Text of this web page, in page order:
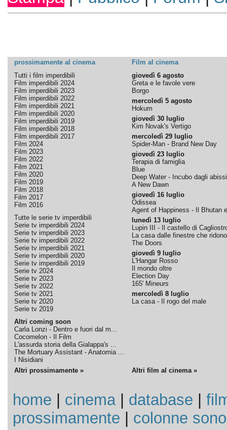
prossimamente al cinema
Film al cinema
Tutti i film imperdibili
Film imperdibili 2024
Film imperdibili 2023
Film imperdibili 2022
Film imperdibili 2021
Film imperdibili 2020
Film imperdibili 2019
Film imperdibili 2018
Film imperdibili 2017
Film 2024
Film 2023
Film 2022
Film 2021
Film 2020
Film 2019
Film 2018
Film 2017
Film 2016
Tutte le serie tv imperdibili
Serie tv imperdibili 2024
Serie tv imperdibili 2023
Serie tv imperdibili 2022
Serie tv imperdibili 2021
Serie tv imperdibili 2020
Serie tv imperdibili 2019
Serie tv 2024
Serie tv 2023
Serie tv 2022
Serie tv 2021
Serie tv 2020
Serie tv 2019
Altri coming soon
Carla Lonzi - Dentro e fuori dal m...
Cocomelon - Il Film
L'assurda storia della Gialappa's ...
The Mortuary Assistant - Anatomia ...
I Nisidiani
giovedì 6 agosto
Greta e le favole vere
Borgo
mercoledì 5 agosto
Hokum
giovedì 30 luglio
Kim Novak's Vertigo
mercoledì 29 luglio
Spider-Man - Brand New Day
giovedì 23 luglio
Terapia di famiglia
Blue
Deep Water - Incubo dagli abissi
A New Dawn
giovedì 16 luglio
Odissea
Agent of Happiness - Il Bhutan
lunedì 13 luglio
Lupin III - Il castello di
La casa dalle finestre che ridono
The Doors
giovedì 9 luglio
L'Hangar Rosso
Il mondo oltre
Election Day
165' Mineurs
mercoledì 8 luglio
La casa - Il rogo del male
Altri prossimamente » Altri film al cinema »
home cinema| database
prossimamente
colonne